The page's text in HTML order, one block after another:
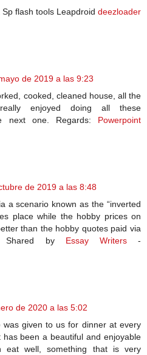
flash tools Leapdroid deezloader
de 2019 a las 9:23
cooked, cleaned house, all the
enjoyed doing all these
next one. Regards: Powerpoint
de 2019 a las 8:48
a scenario known as the “inverted
place while the hobby prices on
than the hobby quotes paid via
Shared by Essay Writers-
de 2020 a las 5:02
was given to us for dinner at every
has been a beautiful and enjoyable
eat well, something that is very